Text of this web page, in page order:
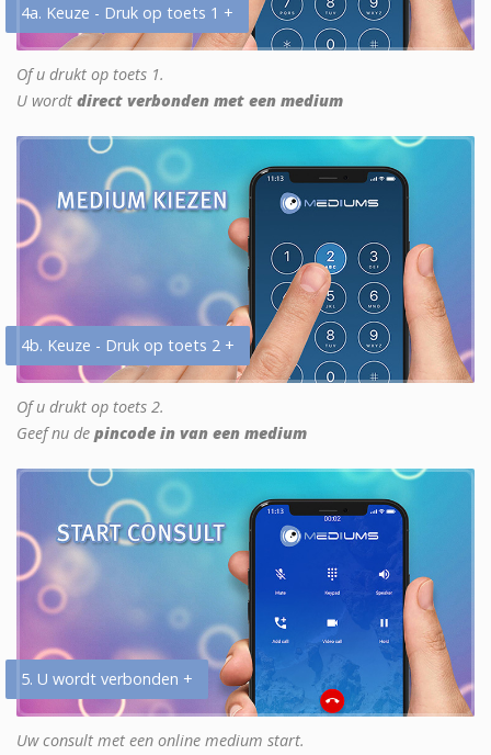
4a. Keuze - Druk op toets 1 +
Of u drukt op toets 1.
U wordt direct verbonden met een medium
4b. Keuze - Druk op toets 2 +
Of u drukt op toets 2.
Geef nu de pincode in van een medium
5. U wordt verbonden +
Uw consult met een online medium start.